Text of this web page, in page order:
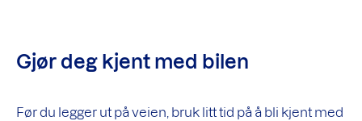
Gjør deg kjent med bilen
Før du legger ut på veien, bruk litt tid på å bli kjent med